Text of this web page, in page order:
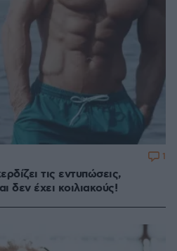
τις εντυπώσεις,
έχει κοιλιακούς!
1